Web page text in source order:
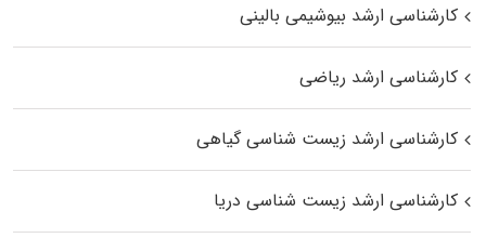
کارشناسی ارشد بیوشیمی بالینی
کارشناسی ارشد ریاضی
کارشناسی ارشد زیست‌ شناسی گیاهی
کارشناسی ارشد زیست‌ شناسی دریا